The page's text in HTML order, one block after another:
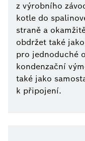
z výrobního
kotle do
straně a
obdržet také
pro jednoduché
kondenzační
také jako
k připojení.